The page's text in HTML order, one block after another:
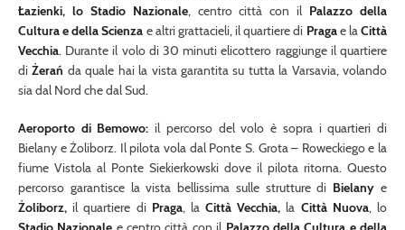
Łazienki, lo Stadio Nazionale, centro città con il Palazzo della
Cultura e della Scienza e altri grattacieli, il quartiere di Pragae laCittà
Vecchia. Durante il volo di 30 minuti elicottero raggiunge il quartiere
diŻerań da quale hai la vista garantita su tutta la Varsavia, volando
sia dal Nord che dal Sud.
Aeroporto di Bemowo: il percorso del volo è sopra i quartieri di
Bielany e Żoliborz. Il pilota vola dal Ponte S. Grota – Roweckiego e la
fiume Vistola al Ponte Siekierkowski dove il pilota ritorna. Questo
percorso garantisce la vista bellissima sulle strutture di Bielany e
Żoliborz,il quartiere di Praga, laCittà Vecchia,la Città Nuova, lo